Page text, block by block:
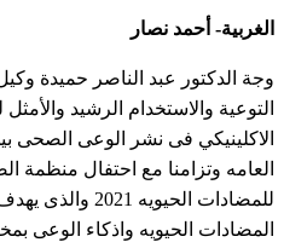
الغربية- أحمد نصار
وجة الدكتور عبد الناصر حميدة
التوعية والاستخدام الرشيد
الاكلينيكي فى نشر الوعى الصحى
العامه وتزامنا مع احتفال منظمة
للمضادات
المضادات الحيويه واذكاء الوعى